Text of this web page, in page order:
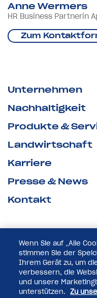
Anne Wermers
HR Business Partnerin
Zum
Unternehmen
Nachhaltigkeit
Produkte &
Landwirtschaft
Karriere
Presse & News
Kontakt
Wenn Sie auf „Alle
stimmen Sie der
Ihrem Gerät zu, um
verbessern, die
und unsere
unterstützen.
Zu